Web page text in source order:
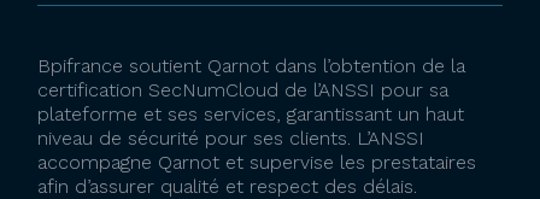
Bpifrance soutient Qarnot dans l’obtention de la
certification SecNumCloud de l’ANSSI pour sa
plateforme et ses services, garantissant un haut
niveau de sécurité pour ses clients. L’ANSSI
accompagne Qarnot et supervise les prestataires
afin d’assurer qualité et respect des délais.